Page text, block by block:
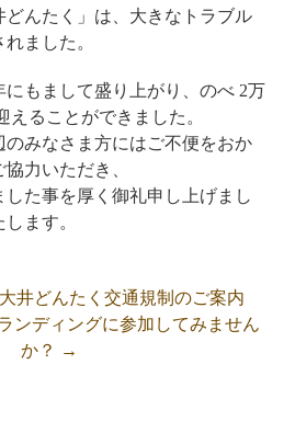
どんたく」は、大きなトラブル
ました。
もまして盛り上がり、のべ 2万
えることができました。
みなさま方にはご不便をおか
力いただき、
た事を厚く御礼申し上げまし
ます。
井どんたく交通規制のご案内
ンディングに参加してみません
か？
→